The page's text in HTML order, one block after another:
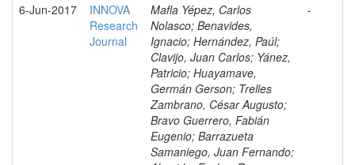
6-Jun-2017
INNOVA
Research
Journal
Mafla Yépez, Carlos
Nolasco; Benavides,
Ignacio; Hernández, Paúl;
Clavijo, Juan Carlos; Yánez,
Patricio; Huayamave,
Germán Gerson; Trelles
Zambrano, César Augusto;
Bravo Guerrero, Fabián
Eugenio; Barrazueta
Samaniego, Juan Fernando;
-